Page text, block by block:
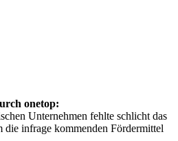
onetop:
Unternehmen fehlte schlicht das
infrage kommenden Fördermittel